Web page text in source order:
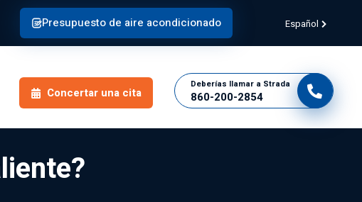
Presupuesto de aire acondicionado Español
Concertar una cita
Deberías llamar a Strada
860-200-2854